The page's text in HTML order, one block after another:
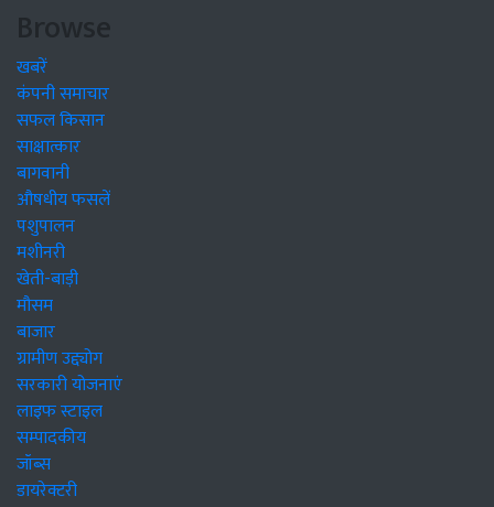
Browse
खबरें
कंपनी समाचार
सफल किसान
साक्षात्कार
बागवानी
औषधीय फसलें
पशुपालन
मशीनरी
खेती-बाड़ी
मौसम
बाजार
ग्रामीण उद्द्योग
सरकारी योजनाएं
लाइफ स्टाइल
सम्पादकीय
जॉब्स
डायरेक्टरी